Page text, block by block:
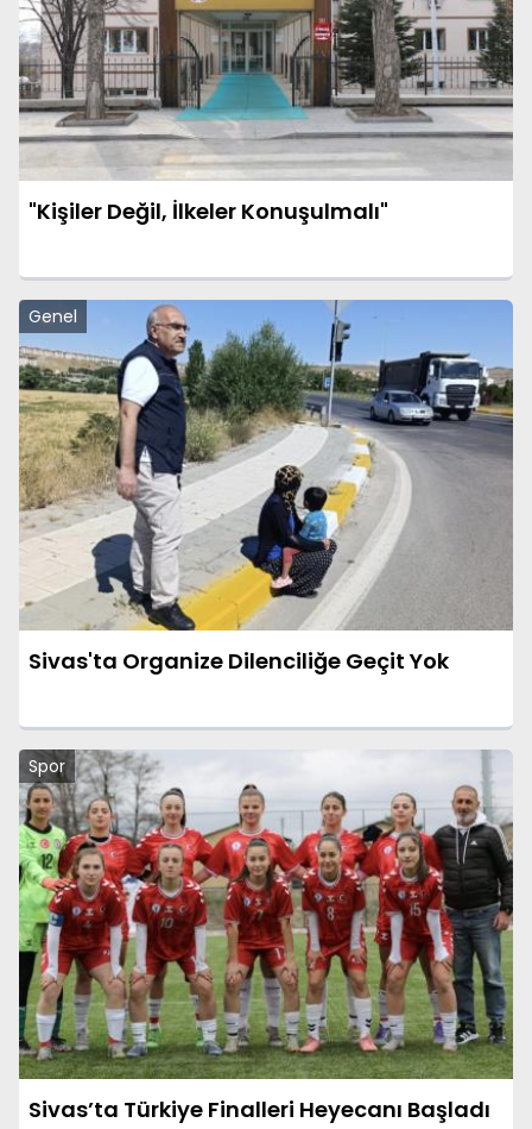
"Kişiler Değil, İlkeler Konuşulmalı"
Genel
Sivas'ta Organize Dilenciliğe Geçit Yok
Spor
Sivas’ta Türkiye Finalleri Heyecanı Başladı